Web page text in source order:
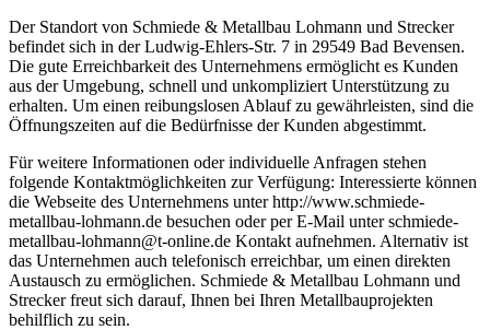
Der Standort von Schmiede & Metallbau Lohmann und Strecker
befindet sich in der Ludwig-Ehlers-Str. 7 in 29549 Bad Bevensen.
Die gute Erreichbarkeit des Unternehmens ermöglicht es Kunden
aus der Umgebung, schnell und unkompliziert Unterstützung zu
erhalten. Um einen reibungslosen Ablauf zu gewährleisten, sind die
Öffnungszeiten auf die Bedürfnisse der Kunden abgestimmt.
Für weitere Informationen oder individuelle Anfragen stehen
folgende Kontaktmöglichkeiten zur Verfügung: Interessierte können
die Webseite des Unternehmens unter http://www.schmiede-
metallbau-lohmann.de besuchen oder per E-Mail unter schmiede-
metallbau-lohmann@t-online.de Kontakt aufnehmen. Alternativ ist
das Unternehmen auch telefonisch erreichbar, um einen direkten
Austausch zu ermöglichen. Schmiede & Metallbau Lohmann und
Strecker freut sich darauf, Ihnen bei Ihren Metallbauprojekten
behilflich zu sein.